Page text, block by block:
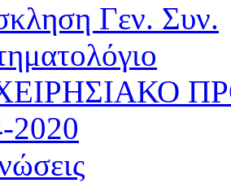
Γεν. Συν.
2020